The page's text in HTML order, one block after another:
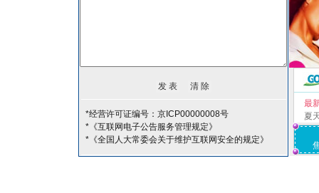
*经营许可证编号：京ICP00000008号
*《互联网电子公告服务管理规定》
*《全国人大常委会关于维护互联网安全的规定》
最
夏